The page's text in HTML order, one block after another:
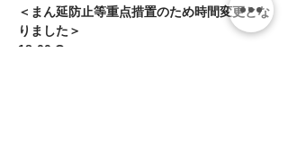
＜まん延防止等重点措置のため時間変更とな
りました＞
18:00 Open